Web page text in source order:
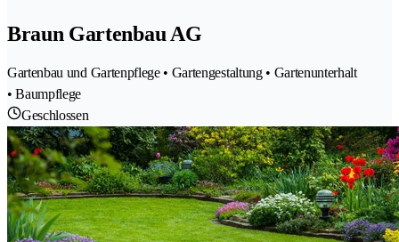
Braun Gartenbau AG
Gartenbau und Gartenpflege • Gartengestaltung • Gartenunterhalt
• Baumpflege
Geschlossen